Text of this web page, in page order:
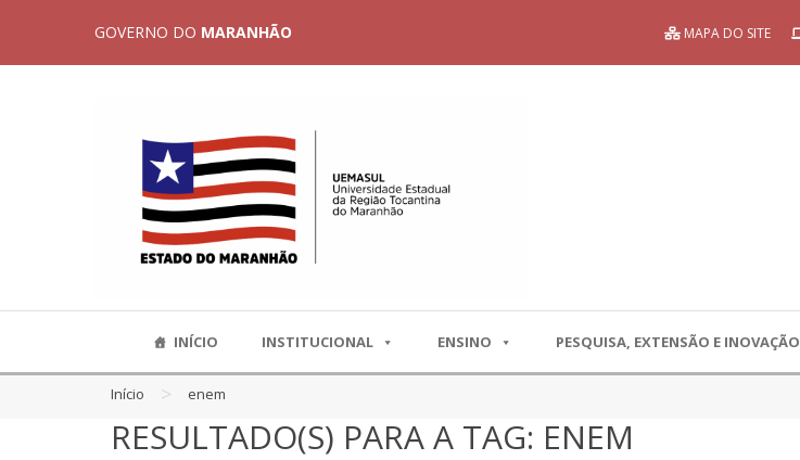
GOVERNO DO MARANHÃO MAPA DO SITE
INÍCIO INSTITUCIONAL ENSINO PESQUISA, EXTENSÃO E INOVAÇÃO
Início > enem
RESULTADO(S) PARA A TAG: ENEM